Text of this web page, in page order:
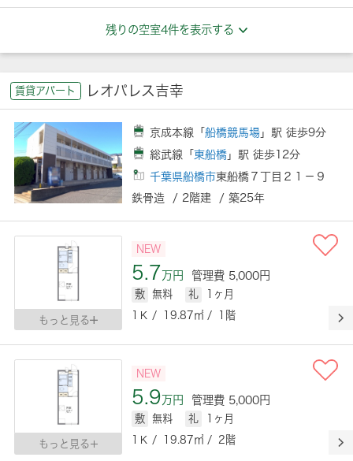
残りの空室4件を表示する
賃貸アパート レオパレス吉幸
京成本線「船橋競馬場 」駅 徒歩9分
総武線「東船橋 」駅 徒歩12分
千葉県船橋市東船橋７丁目２１－９
鉄骨造 / 2階建 / 築25年
もっと見る
NEW
5.7万円 管理費 5,000円
敷 無料 礼
1ヶ月
1Ｋ / 19.87㎡ / 1階
もっと見る
NEW
5.9万円 管理費 5,000円
敷 無料 礼
1ヶ月
1Ｋ / 19.87㎡ / 2階